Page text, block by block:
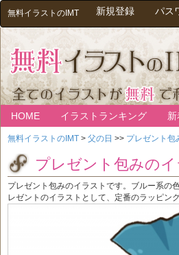
無料イラストのIMT 新規登録 パス
HOME イラストランキング 新
無料イラストのIMT > 父の日 >> プレゼント包
プレゼント包みのイ
プレゼント包みのイラストです。ブルー系の
レゼントのイラストとして、定番のラッピン